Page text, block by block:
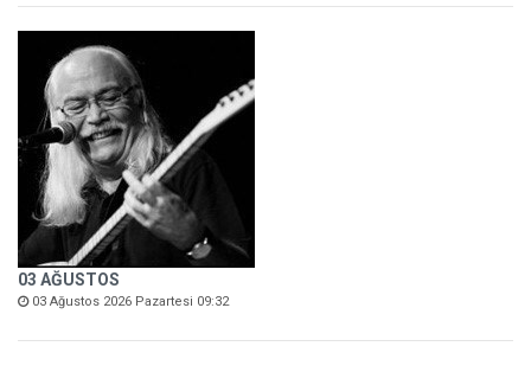
03 AĞUSTOS
03 Ağustos 2026 Pazartesi 09:32